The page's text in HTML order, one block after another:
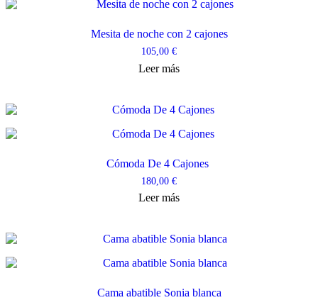
se
pueden
producto
Mesita de noche con 2 cajones
105,00 €
Leer más
Cómoda De 4 Cajones
180,00 €
Leer más
Cama abatible Sonia blanca